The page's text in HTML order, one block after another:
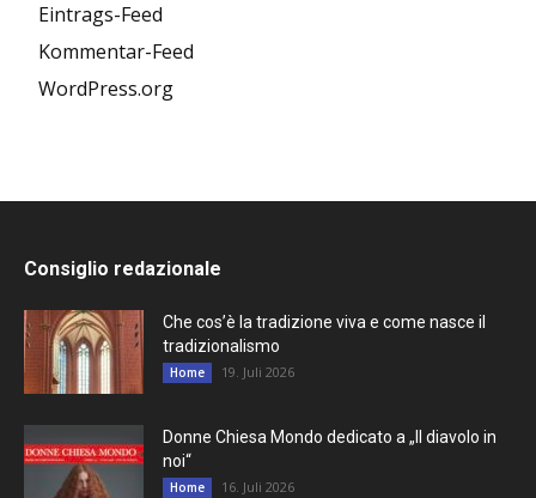
Eintrags-Feed
Kommentar-Feed
WordPress.org
Consiglio redazionale
Che cos’è la tradizione viva e come nasce il
tradizionalismo
Home 19. Juli 2026
Donne Chiesa Mondo dedicato a „Il diavolo in
noi“
Home 16. Juli 2026